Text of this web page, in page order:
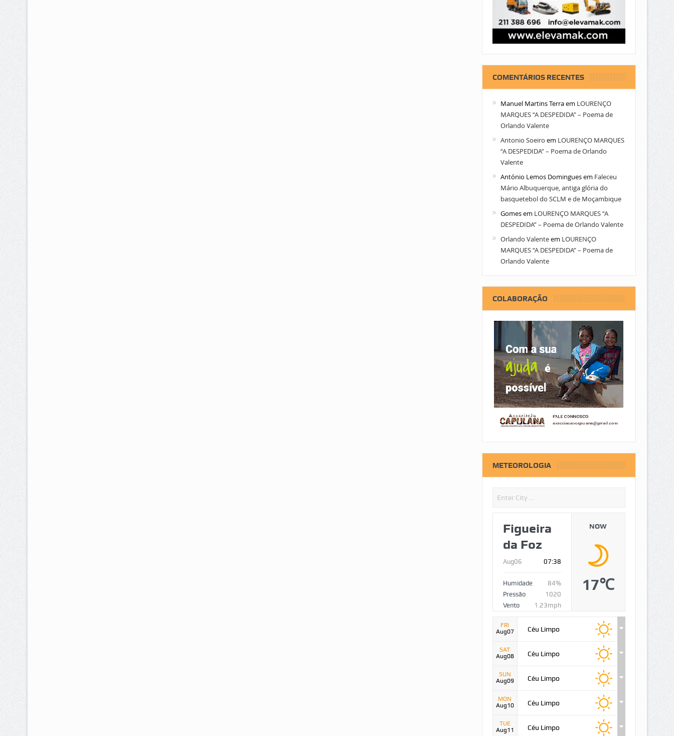
COMENTÁRIOS RECENTES
Manuel Martins Terraem LOURENÇO
MARQUES “A DESPEDIDA” – Poema de
Orlando Valente
Antonio Soeiro em LOURENÇO MARQUES
“A DESPEDIDA” – Poema de Orlando
Valente
António Lemos Dominguesem Faleceu
Mário Albuquerque, antiga glória do
basquetebol do SCLM e de Moçambique
Gomesem LOURENÇO MARQUES “A
DESPEDIDA” – Poema de Orlando Valente
Orlando Valenteem LOURENÇO
MARQUES “A DESPEDIDA” – Poema de
Orlando Valente
COLABORAÇÃO
METEOROLOGIA
Figueira
da Foz
Aug06 07:38
Humidade
84%
Pressão
1020
Vento
1.23mph
NOW
17℃
FRI
Aug07
Céu Limpo
SAT
Aug08
Céu Limpo
SUN
Aug09
Céu Limpo
MON
Aug10
Céu Limpo
TUE
Aug11
Céu Limpo